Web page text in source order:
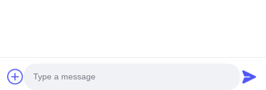
Fabbrica cinese.Copyright © 2026 Dongguan